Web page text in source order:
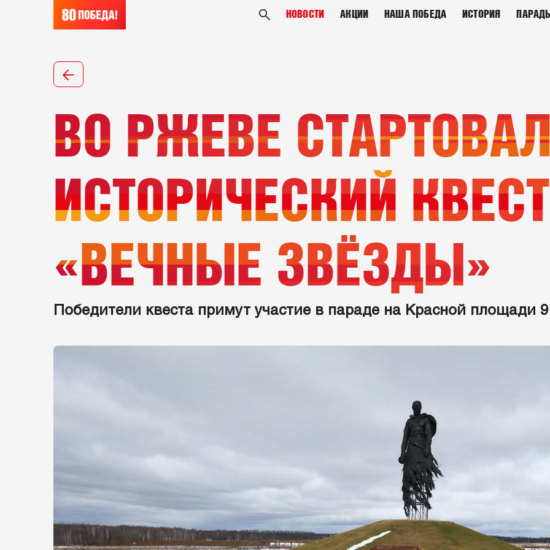
НОВОСТИ АКЦИИ НАША ПОБЕДА ИСТОРИЯ
ВО РЖЕВЕ
ИСТОРИЧЕСКИЙ КВЕСТ
«ВЕЧНЫЕ ЗВЁЗДЫ»
Победители квеста примут участие в параде на Красной площади